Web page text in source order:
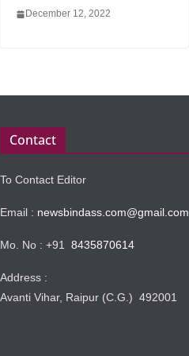
December 12, 2022
Contact
To Contact Editor
Email : newsbindass.com@gmail.com
Mo. No : +91 8435870614
Address :
Avanti Vihar, Raipur (C.G.) 492001